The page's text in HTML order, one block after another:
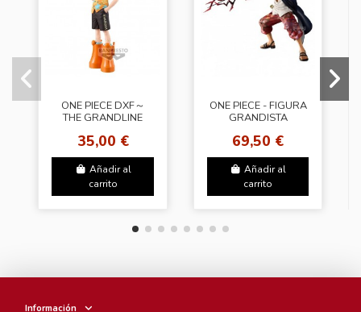
ONE PIECE DXF～
THE GRANDLINE
SANJI
35,00 €
Añadir al
carrito
ONE PIECE - FIGURA
GRANDISTA
PELIRROJO
69,50 €
Añadir al
carrito
Información